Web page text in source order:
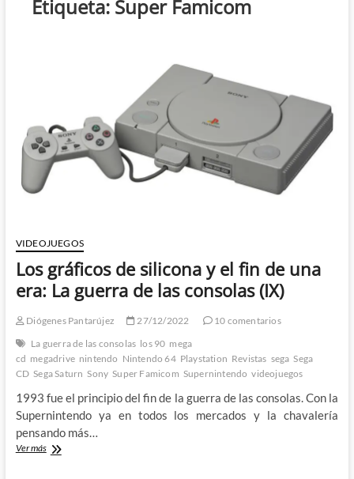
Etiqueta: Super Famicom
VIDEOJUEGOS
Los gráficos de silicona y el fin de una
era: La guerra de las consolas (IX)
Diógenes Pantarújez 27/12/2022
10 comentarios
La guerra de las consolas los 90 mega
cd megadrive nintendo Nintendo 64 Playstation Revistas sega Sega
CD Sega Saturn Sony Super Famicom Supernintendo videojuegos
1993 fue el principio del fin de la guerra de las consolas. Con la
Supernintendo ya en todos los mercados y la chavalería
pensando más…
Ver másLos